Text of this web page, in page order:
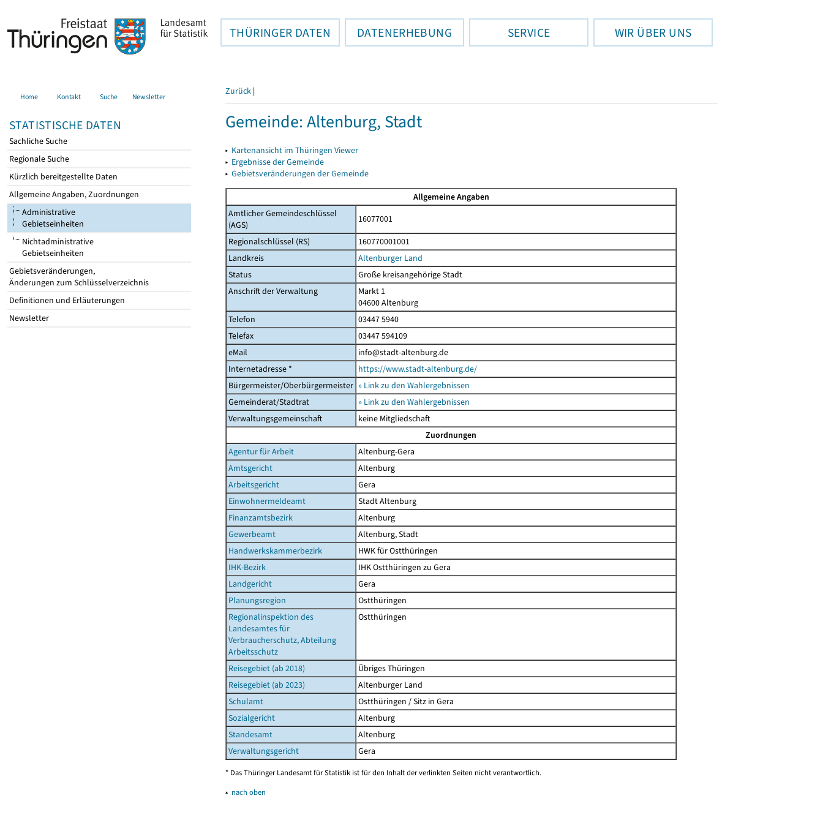
THÜRINGER DATEN DATENERHEBUNG SERVICE WIR ÜBER UNS
Home Kontakt Suche Newsletter
STATISTISCHE DATEN
Sachliche Suche
Regionale Suche
Kürzlich bereitgestellte Daten
Allgemeine Angaben, Zuordnungen
Administrative
Gebietseinheiten
Nichtadministrative
Gebietseinheiten
Gebietsveränderungen,
Änderungen zum Schlüsselverzeichnis
Definitionen und Erläuterungen
Newsletter
Zurück |
Gemeinde: Altenburg, Stadt
▸ Kartenansicht im Thüringen Viewer
▸ Ergebnisse der Gemeinde
▸ Gebietsveränderungen der Gemeinde
Allgemeine Angaben
Amtlicher Gemeindeschlüssel
(AGS)
16077001
Regionalschlüssel (RS)
160770001001
Landkreis
Altenburger Land
Status
Große kreisangehörige Stadt
Anschrift der Verwaltung
Markt 1
04600 Altenburg
Telefon
03447 5940
Telefax
03447 594109
eMail
info@stadt-altenburg.de
Internetadresse *
https://www.stadt-altenburg.de/
Bürgermeister/Oberbürgermeister » Link zu den Wahlergebnissen
Gemeinderat/Stadtrat
» Link zu den Wahlergebnissen
Verwaltungsgemeinschaft
keine Mitgliedschaft
Zuordnungen
Agentur für Arbeit
Altenburg-Gera
Amtsgericht
Altenburg
Arbeitsgericht
Gera
Einwohnermeldeamt
Stadt Altenburg
Finanzamtsbezirk
Altenburg
Gewerbeamt
Altenburg, Stadt
Handwerkskammerbezirk
HWK für Ostthüringen
IHK-Bezirk
IHK Ostthüringen zu Gera
Landgericht
Gera
Planungsregion
Ostthüringen
Regionalinspektion des
Landesamtes für
Verbraucherschutz, Abteilung
Arbeitsschutz
Ostthüringen
Reisegebiet (ab 2018)
Übriges Thüringen
Reisegebiet (ab 2023)
Altenburger Land
Schulamt
Ostthüringen / Sitz in Gera
Sozialgericht
Altenburg
Standesamt
Altenburg
Verwaltungsgericht
Gera
* Das Thüringer Landesamt für Statistik ist für den Inhalt der verlinkten Seiten nicht verantwortlich.
▴ nach oben